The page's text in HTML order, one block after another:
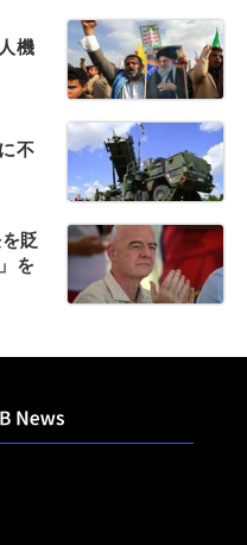
機
不
貶
を